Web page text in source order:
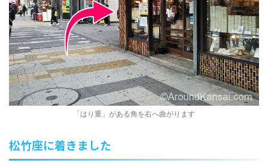
「はり重」がある角を右へ曲がります
松竹座に着きました